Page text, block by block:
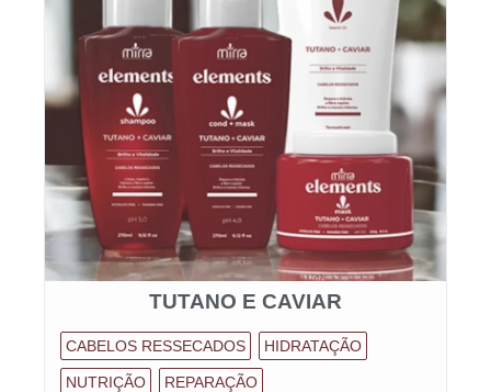
TUTANO E CAVIAR
CABELOS RESSECADOS HIDRATAÇÃO
NUTRIÇÃO REPARAÇÃO